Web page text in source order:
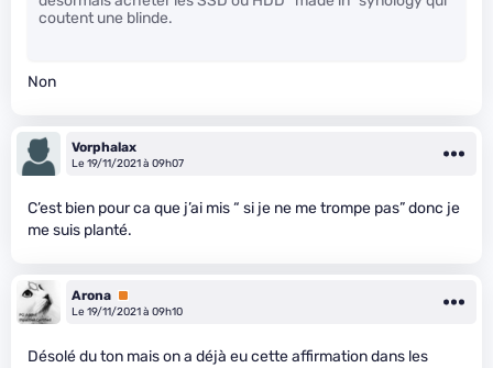
coutent une blinde.
Non
Vorphalax
Le 19/11/2021 à 09h07
C’est bien pour ca que j’ai mis “ si je ne me trompe pas” donc je
me suis planté.
Arona Premium
Le 19/11/2021 à 09h10
Désolé du ton mais on a déjà eu cette affirmation dans les